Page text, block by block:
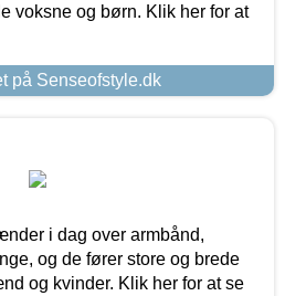
voksne og børn. Klik her for at
på Senseofstyle.dk
i dag over armbånd,
og de fører store og brede
og kvinder. Klik her for at se